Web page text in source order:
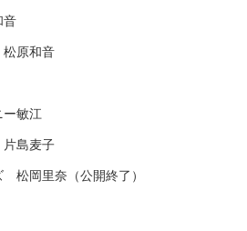
原和音
敏江
島麦子
松岡里奈（公開終了）